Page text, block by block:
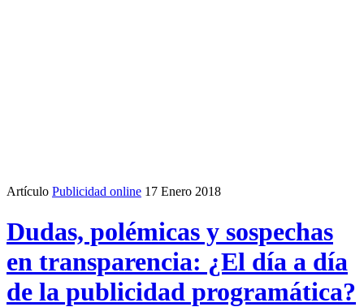
Artículo Publicidad online 17 Enero 2018
Dudas, polémicas y sospechas
en transparencia: ¿El día a día
de la publicidad programática?